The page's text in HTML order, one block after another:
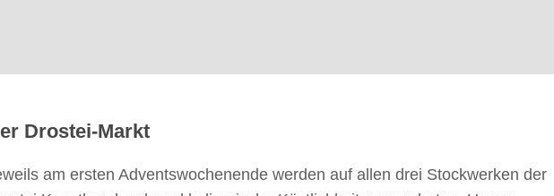
Drostei-Markt
am ersten Adventswochenende werden auf allen drei Stockwerken der